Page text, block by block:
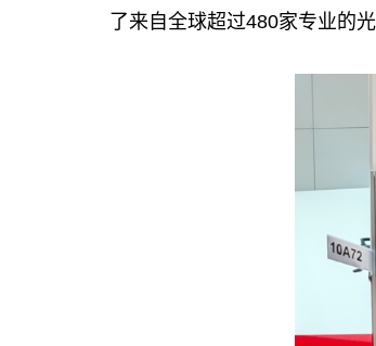
了来自全球超过480家专业的